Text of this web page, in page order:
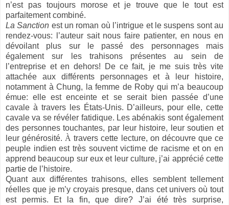
n’est pas toujours morose et je trouve que le tout est
parfaitement combiné.
La Sanction est un roman où l’intrigue et le suspens sont au
rendez-vous: l’auteur sait nous faire patienter, en nous en
dévoilant plus sur le passé des personnages mais
également sur les trahisons présentes au sein de
l’entreprise et en dehors! De ce fait, je me suis très vite
attachée aux différents personnages et à leur histoire,
notamment à Chung, la femme de Roby qui m’a beaucoup
émue: elle est enceinte et se serait bien passée d’une
cavale à travers les États-Unis. D’ailleurs, pour elle, cette
cavale va se révéler fatidique. Les abénakis sont également
des personnes touchantes, par leur histoire, leur soutien et
leur générosité. Àtravers cette lecture, on découvre que ce
peuple indien est très souvent victime de racisme et on en
apprend beaucoup sur eux et leur culture, j’ai apprécié cette
partie de l’histoire.
Quant aux différentes trahisons, elles semblent tellement
réelles que je m’y croyais presque, dans cet univers où tout
est permis. Et la fin, que dire? J’ai été très surprise,